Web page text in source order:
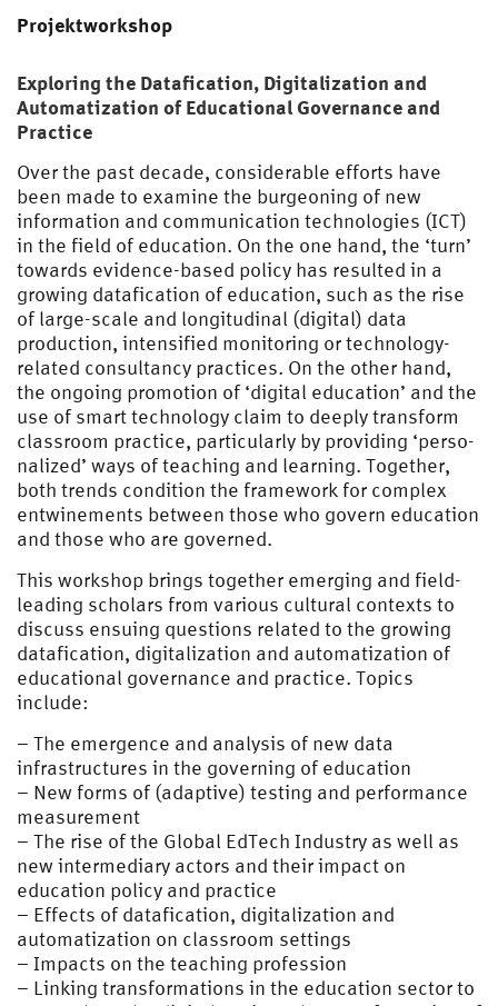
Projektworkshop
Exploring the Datafication, Digitalization and
Automatization of Educational Governance and
Practice
Over the past decade, considerable efforts have
been made to examine the burgeoning of new
information and communication technologies (ICT)
in the field of education. On the one hand, the ‘turn’
towards evidence-based policy has resulted in a
growing datafication of education, such as the rise
of large-scale and longitudinal (digital) data
production, intensified monitoring or technology-
related consul­tancy practices. On the other hand,
the on­going promotion of ‘digital education’ and the
use of smart technology claim to deeply trans­form
classroom practice, particularly by providing ‘perso­
nalized’ ways of teaching and learning. Together,
both trends con­dition the framework for complex
entwinements between those who govern education
and those who are governed.
This workshop brings together emerging and field-
leading scholars from various cultural contexts to
discuss ensuing questions related to the growing
datafication, digitalization and auto­matization of
educational governance and practice. Topics
include:
– The emergence and analysis of new data
infrastructures in the governing of education
– New forms of (adaptive) testing and performance
measurement
– The rise of the Global EdTech Industry as well as
new intermediary actors and their impact on
education policy and practice
– Effects of datafication, digitalization and
automatization on classroom settings
– Impacts on the teaching profession
– Linking transformations in the education sector to